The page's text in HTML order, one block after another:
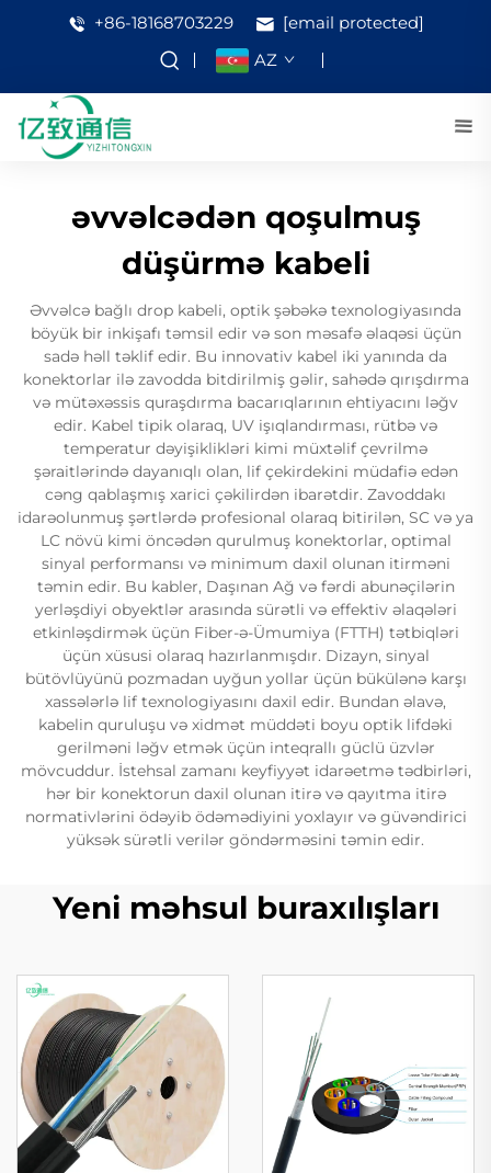
+86-18168703229
[email protected]
AZ
əvvəlcədən qoşulmuş
düşürmə kabeli
Əvvəlcə bağlı drop kabeli, optik şəbəkə texnologiyasında
böyük bir inkişafı təmsil edir və son məsafə əlaqəsi üçün
sadə həll təklif edir. Bu innovativ kabel iki yanında da
konektorlar ilə zavodda bitdirilmiş gəlir, sahədə qırışdırma
və mütəxəssis quraşdırma bacarıqlarının ehtiyacını ləğv
edir. Kabel tipik olaraq, UV işıqlandırması, rütbə və
temperatur dəyişiklikləri kimi müxtəlif çevrilmə
şəraitlərində dayanıqlı olan, lif çekirdekini müdafiə edən
cəng qablaşmış xarici çəkilirdən ibarətdir. Zavoddakı
idarəolunmuş şərtlərdə profesional olaraq bitirilən, SC və ya
LC növü kimi öncədən qurulmuş konektorlar, optimal
sinyal performansı və minimum daxil olunan itirməni
təmin edir. Bu kabler, Daşınan Ağ və fərdi abunəçilərin
yerləşdiyi obyektlər arasında sürətli və effektiv əlaqələri
etkinləşdirmək üçün Fiber-ə-Ümumiya (FTTH) tətbiqləri
üçün xüsusi olaraq hazırlanmışdır. Dizayn, sinyal
bütövlüyünü pozmadan uyğun yollar üçün bükülənə karşı
xassələrlə lif texnologiyasını daxil edir. Bundan əlavə,
kabelin quruluşu və xidmət müddəti boyu optik lifdəki
gerilməni ləğv etmək üçün inteqrallı güclü üzvlər
mövcuddur. İstehsal zamanı keyfiyyət idarəetmə tədbirləri,
hər bir konektorun daxil olunan itirə və qayıtma itirə
normativlərini ödəyib ödəmədiyini yoxlayır və güvəndirici
yüksək sürətli verilər göndərməsini təmin edir.
Yeni məhsul buraxılışları